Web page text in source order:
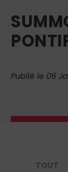
Publié le 06
TOUT